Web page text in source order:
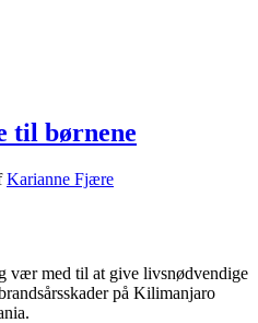
til børnene
Karianne Fjære
vær med til at give livsnødvendige
på Kilimanjaro